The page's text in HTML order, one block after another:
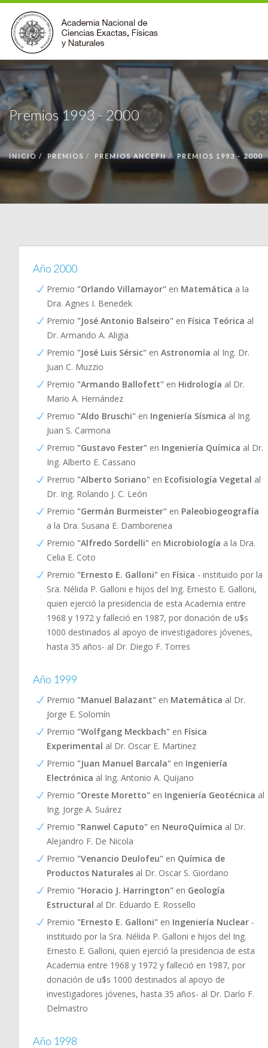
INSTITUCIONAL
ACCIONES
PREMIOS
BECAS
BIBLIOTECA
COMUNIDAD
VOLVER A LA PÁGINA INICIAL
Premios 1993 - 2000
INICIO PREMIOS PREMIOS ANCEFN PREMIOS 1993 - 2000
Año 2000
Premio "Orlando Villamayor" en Matemática a la
Dra. Agnes I. Benedek
Premio "José Antonio Balseiro" en Física Teórica al
Dr. Armando A. Aligia
Premio "José Luis Sérsic" en Astronomía al Ing. Dr.
Juan C. Muzzio
Premio "Armando Ballofett" en Hidrología al Dr.
Mario A. Hernández
Premio "Aldo Bruschi" en Ingeniería Sísmica al Ing.
Juan S. Carmona
Premio "Gustavo Fester" en Ingeniería Química al Dr.
Ing. Alberto E. Cassano
Premio "Alberto Soriano" en Ecofisiología Vegetal al
Dr. Ing. Rolando J. C. León
Premio "Germán Burmeister" en Paleobiogeografía
a la Dra. Susana E. Damborenea
Premio "Alfredo Sordelli" en Microbiología a la Dra.
Celia E. Coto
Premio "Ernesto E. Galloni" en Física - instituido por la
Sra. Nélida P. Galloni e hijos del Ing. Ernesto E. Galloni,
quien ejerció la presidencia de esta Academia entre
1968 y 1972 y falleció en 1987, por donación de u$s
1000 destinados al apoyo de investigadores jóvenes,
hasta 35 años- al Dr. Diego F. Torres
Año 1999
Premio "Manuel Balazant" en Matemática al Dr.
Jorge E. Solomín
Premio "Wolfgang Meckbach" en Física
Experimental al Dr. Oscar E. Martinez
Premio "Juan Manuel Barcala" en Ingeniería
Electrónica al Ing. Antonio A. Quijano
Premio "Oreste Moretto" en Ingeniería Geotécnica al
Ing. Jorge A. Suárez
Premio "Ranwel Caputo" en NeuroQuímica al Dr.
Alejandro F. De Nicola
Premio "Venancio Deulofeu" en Química de
Productos Naturales al Dr. Oscar S. Giordano
Premio "Horacio J. Harrington" en Geología
Estructural al Dr. Eduardo E. Rossello
Premio "Ernesto E. Galloni" en Ingeniería Nuclear -
instituido por la Sra. Nélida P. Galloni e hijos del Ing.
Ernesto E. Galloni, quien ejerció la presidencia de esta
Academia entre 1968 y 1972 y falleció en 1987, por
donación de u$s 1000 destinados al apoyo de
investigadores jóvenes, hasta 35 años- al Dr. Darío F.
Delmastro
Año 1998